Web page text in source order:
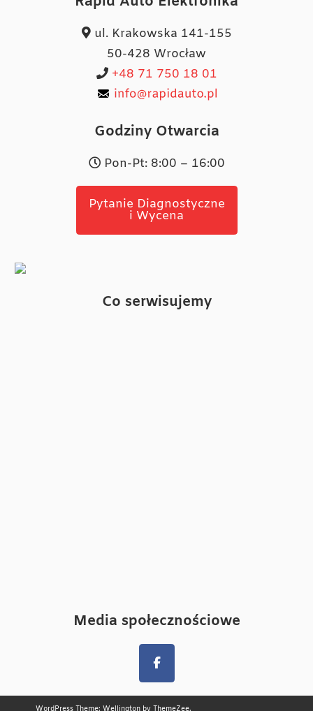
ul. Krakowska 141-155
50-428 Wrocław
+48 71 750 18 01
Godziny Otwarcia
Pon-Pt: 8:00 – 16:00
Pytanie Diagnostyczne
i Wycena
Co serwisujemy
Media społecznościowe